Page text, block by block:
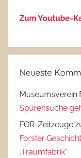
Zum Youtube-
Neueste
Museumsverein
Spurensuche
FOR-Zeitzeuge
Forster
„Traumfabrik“